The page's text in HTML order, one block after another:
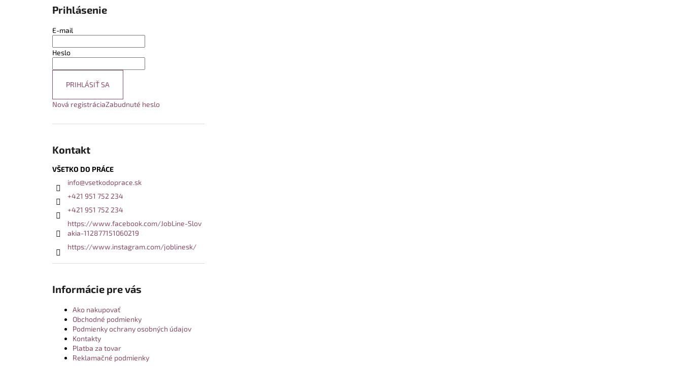
Prihlásenie
E-mail
Heslo
PRIHLÁSIŤ SA
Nová registráciaZabudnuté heslo
Kontakt
VŠETKO DO PRÁCE
info@vsetkodoprace.sk
+421 951 752 234
+421 951 752 234
https://www.facebook.com/JobLine-Slov
akia-112877151060219
https://www.instagram.com/joblinesk/
Informácie pre vás
Ako nakupovať
Obchodné podmienky
Podmienky ochrany osobných údajov
Kontakty
Platba za tovar
Reklamačné podmienky